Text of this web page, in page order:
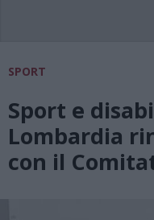
SPORT
Sport e
Lombardia
con il